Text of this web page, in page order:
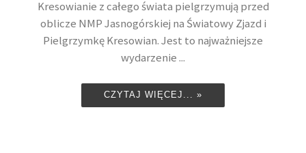
Kresowianie z całego świata pielgrzymują przed
oblicze NMP Jasnogórskiej na Światowy Zjazd i
Pielgrzymkę Kresowian. Jest to najważniejsze
wydarzenie ...
CZYTAJ WIĘCEJ... »